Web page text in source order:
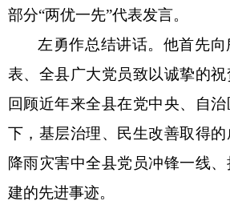
部分“两优一先”代表发言。
左勇作总结讲话。他首先
表、全县广大党员致以诚挚的祝
回顾近年来全县在党中央、自
下，基层治理、民生改善取得
降雨灾害中全县党员冲锋一线
建的先进事迹。